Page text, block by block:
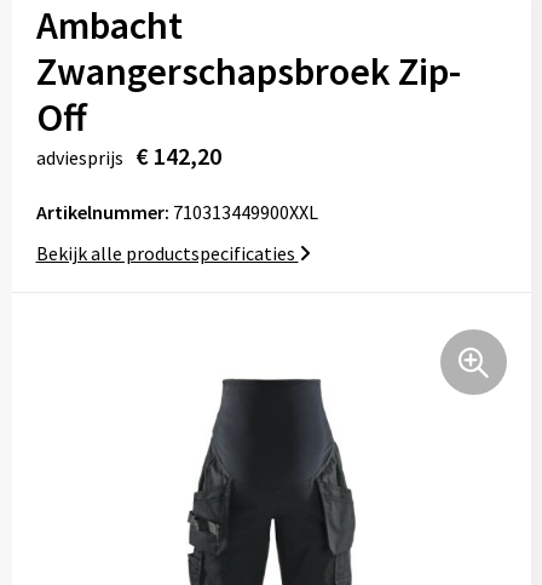
Kinderkleding
Tassen
Relatiegeschenken
Ambacht
Zwangerschapsbroek Zip-
Off
adviesprijs € 142,20
Artikelnummer: 710313449900XXL
Bekijk alle productspecificaties